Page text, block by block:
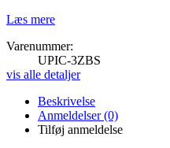
Læs mere
Varenummer:
UPIC-3ZBS
vis alle detaljer
Beskrivelse
Anmeldelser (0)
Tilføj anmeldelse